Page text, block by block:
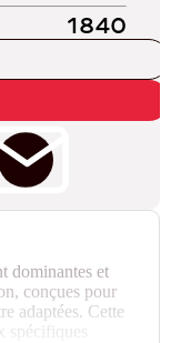
1840
dominantes et
conçues pour
adaptées. Cette
spécifiques